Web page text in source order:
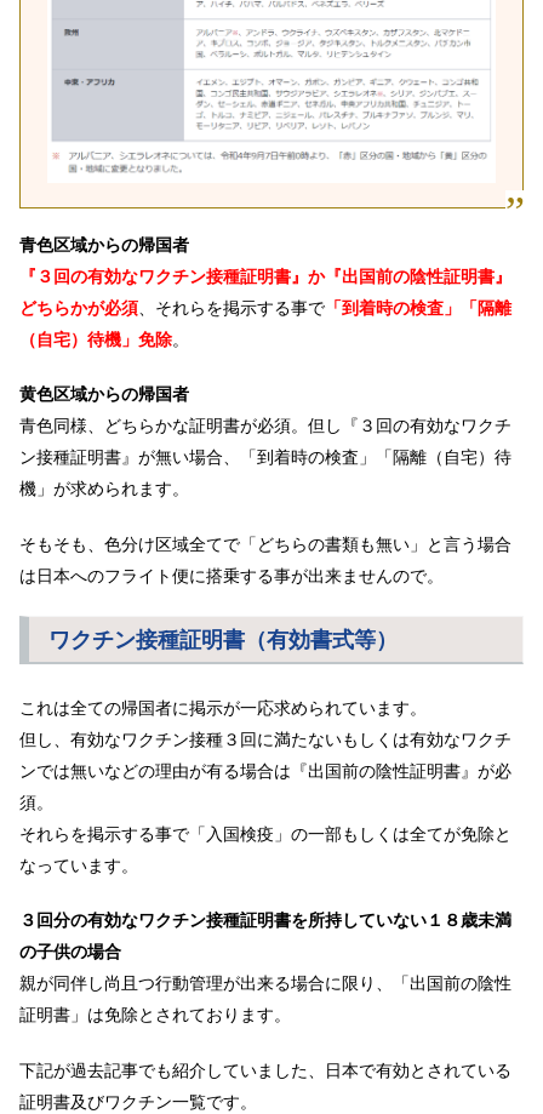
青色区域からの帰国者
『３回の有効なワクチン接種証明書』か『出国前の陰性証明書』
どちらかが必須 、それらを掲示する事で 「到着時の検査」「隔離
（自宅）待機」免除。
黄色区域からの帰国者
青色同様、どちらかな証明書が必須。但し『３回の有効なワクチ
ン接種証明書』が無い場合、「到着時の検査」「隔離（自宅）待
機」が求められます。
そもそも、色分け区域全てで「どちらの書類も無い」と言う場合
は日本へのフライト便に搭乗する事が出来ませんので。
ワクチン接種証明書（有効書式等）
これは全ての帰国者に掲示が一応求められています。
但し、有効なワクチン接種３回に満たないもしくは有効なワクチ
ンでは無いなどの理由が有る場合は『出国前の陰性証明書』が必
須。
それらを掲示する事で「入国検疫」の一部もしくは全てが免除と
なっています。
３回分の有効なワクチン接種証明書を所持していない１８歳未満
の子供の場合
親が同伴し尚且つ行動管理が出来る場合に限り、「出国前の陰性
証明書」は免除とされております。
下記が過去記事でも紹介していました、日本で有効とされている
証明書及びワクチン一覧です。